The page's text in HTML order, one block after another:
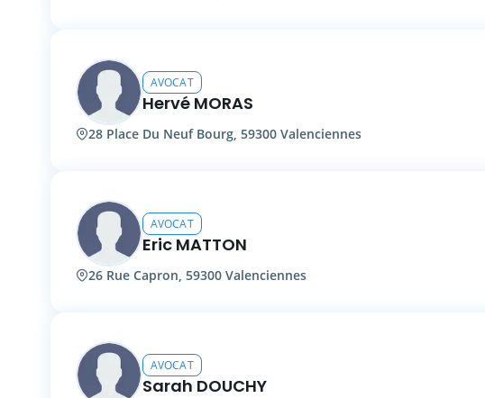
AVOCAT
Hervé MORAS
28 Place Du Neuf Bourg, 59300 Valenciennes
AVOCAT
Eric MATTON
26 Rue Capron, 59300 Valenciennes
AVOCAT
Sarah DOUCHY